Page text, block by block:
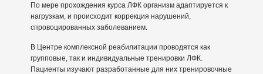
По мере прохождения курса ЛФК организм адаптируется к
нагрузкам, и происходит коррекция нарушений,
спровоцированных заболеванием.
В Центре комплексной реабилитации проводятся как
групповые, так и индивидуальные тренировки ЛФК.
Пациенты изучают разработанные для них тренировочные